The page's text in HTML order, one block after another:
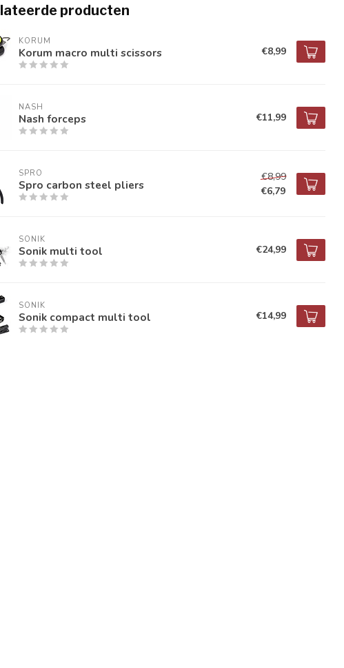
producten
KORUM
Korum macro multi scissors €8,99
NASH
Nash forceps €11,99
SPRO
Spro carbon steel pliers
€8,99
€6,79
SONIK
Sonik multi tool €24,99
SONIK
Sonik compact multi tool €14,99